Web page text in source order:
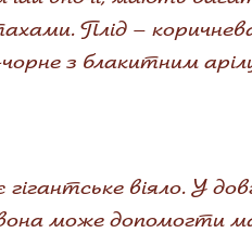
Плід –
з блакитним
віяло. У
може допомогти